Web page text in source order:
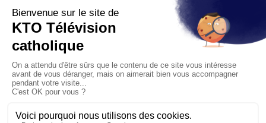
Les reportages d'été 2026 de KTO
La visite pastorale du pape Léon
XIV à Assise à suivre sur KTO le
jeudi 6 août
Le pape en Uruguay, Argentine et